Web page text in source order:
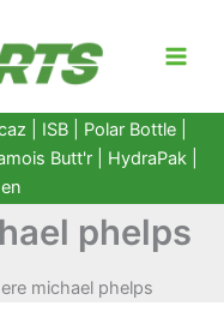
| ISB | Polar Bottle|
Butt'r HydraPak
phelps
michael phelps